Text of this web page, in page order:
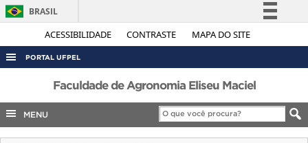
ACESSIBILIDADE CONTRASTE MAPA DO SITE
BRASIL
Simplifique!
Legislação
Canais
PORTAL UFPEL
ACESSO À INFORMAÇÃO
AUDITORIA
COBALTO
Faculdade de Agronomia Eliseu Maciel
MENU